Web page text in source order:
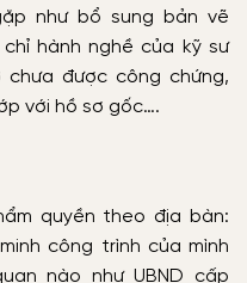
như bổ sung bản vẽ
hành nghề của kỹ sư
được công chứng,
với hồ sơ gốc….
quyền theo địa bàn:
công trình của mình
nào như UBND cấp